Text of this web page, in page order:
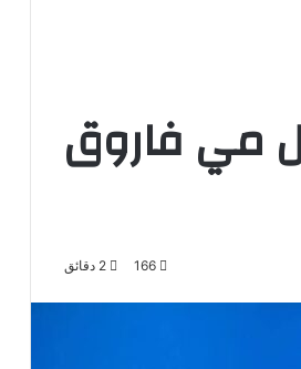
مي فاروق
166